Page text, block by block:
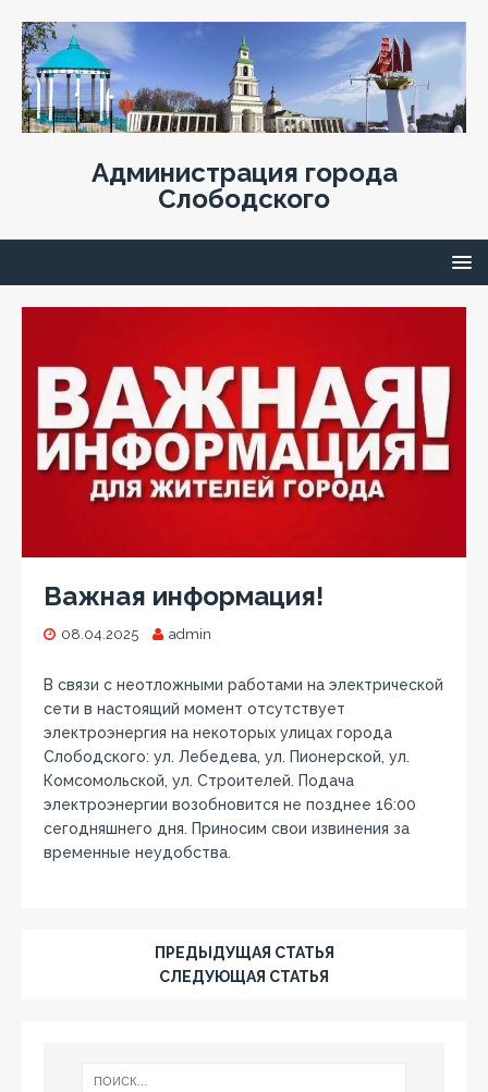
Администрация города
Слободского
Важная информация!
08.04.2025 admin
В связи с неотложными работами на электрической
сети в настоящий момент отсутствует
электроэнергия на некоторых улицах города
Слободского: ул. Лебедева, ул. Пионерской, ул.
Комсомольской, ул. Строителей. Подача
электроэнергии возобновится не позднее 16:00
сегодняшнего дня. Приносим свои извинения за
временные неудобства.
ПРЕДЫДУЩАЯ СТАТЬЯ
СЛЕДУЮЩАЯ СТАТЬЯ